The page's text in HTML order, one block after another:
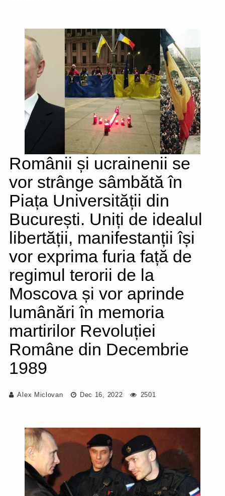
Românii și ucrainenii se
vor strânge sâmbătă în
Piața Universității din
București. Uniți de idealul
libertății, manifestanții își
vor exprima furia față de
regimul terorii de la
Moscova și vor aprinde
lumânări în memoria
martirilor Revoluției
Române din Decembrie
1989
Alex Miclovan Dec 16, 2022 2501